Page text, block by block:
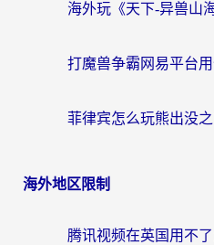
海外地区限制